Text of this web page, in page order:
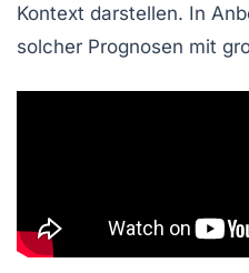
Kontext darstellen. In
solcher Prognosen mit